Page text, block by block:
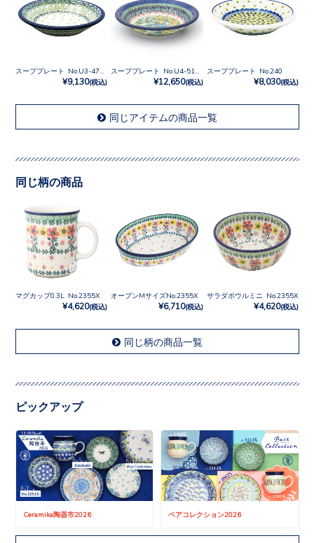
スーププレート No.U3-4757
¥9,130(税込) ¥12,650(税込)
スーププレート No.240
¥8,030(税込)
同じアイテムの商品一覧
同じ柄の商品
マグカップ0.3L No.2355X
¥4,620(税込)
オーブンMサイズNo.2355X
¥6,710(税込)
サラダボウルミニ No.2355X
¥4,620(税込)
同じ柄の商品一覧
ピックアップ
Ceramika陶器市2026 ペアコレクション2026